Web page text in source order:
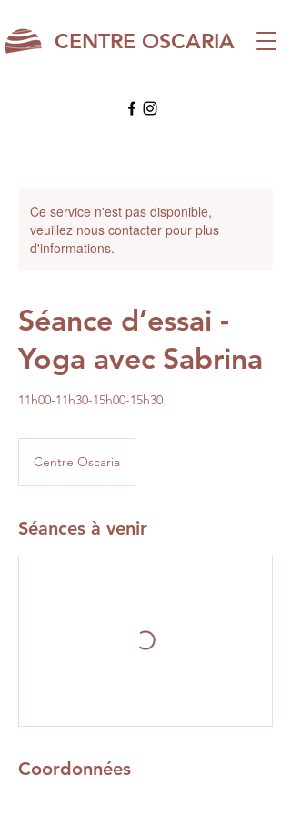
CENTRE OSCARIA
Ce service n'est pas disponible,
veuillez nous contacter pour plus
d'informations.
Séance d’essai -
Yoga avec Sabrina
11h00-11h30-15h00-15h30
Centre Oscaria
Séances à venir
Coordonnées